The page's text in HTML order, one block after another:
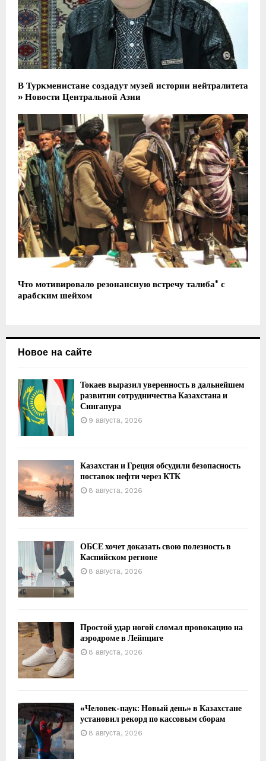
В Туркменистане создадут музей истории нейтралитета
» Новости Центральной Азии
Что мотивировало резонансную встречу талиба* с
арабским шейхом
Новое на сайте
Токаев выразил уверенность в дальнейшем
развитии сотрудничества Казахстана и
Сингапура
9 августа, 2026
Казахстан и Греция обсудили безопасность
поставок нефти через КТК
8 августа, 2026
ОБСЕ хочет доказать свою полезность в
Каспийском регионе
8 августа, 2026
Простой удар ногой сломал провокацию на
аэродроме в Лейпциге
8 августа, 2026
«Человек-паук: Новый день» в Казахстане
установил рекорд по кассовым сборам
8 августа, 2026